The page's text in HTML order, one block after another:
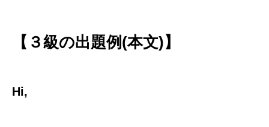
【３級の出題例(本文)】
Hi,